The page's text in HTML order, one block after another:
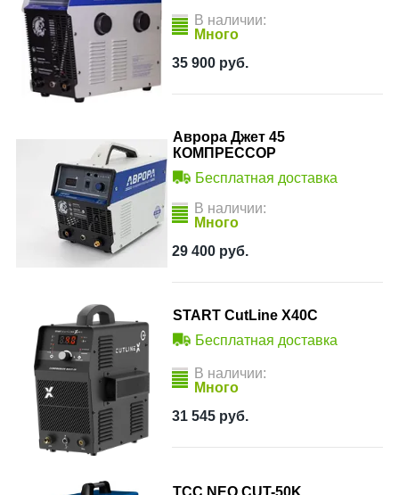
В наличии:
Много
35 900 руб.
Аврора Джет 45
КОМПРЕССОР
Бесплатная доставка
В наличии:
Много
29 400 руб.
START CutLine X40C
Бесплатная доставка
В наличии:
Много
31 545 руб.
ТСС NEO CUT-50K